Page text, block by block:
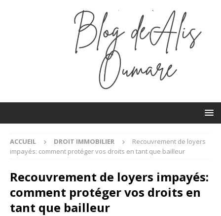
ACCUEIL DROIT IMMOBILIER
Recouvrement de loyers
impayés: comment protéger vos droits en tant que bailleur
Recouvrement de loyers impayés:
comment protéger vos droits en
tant que bailleur